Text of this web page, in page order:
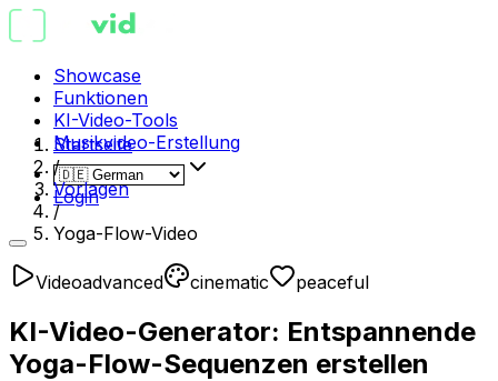
Showcase
Funktionen
KI-Video-Tools
Musikvideo-Erstellung
Login
Startseite
/
Vorlagen
/
Yoga-Flow-Video
Videoadvanced cinematic peaceful
KI-Video-Generator: Entspannende
Yoga-Flow-Sequenzen erstellen